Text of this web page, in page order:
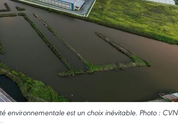
environnementale est un choix inévitable. Photo : CVN